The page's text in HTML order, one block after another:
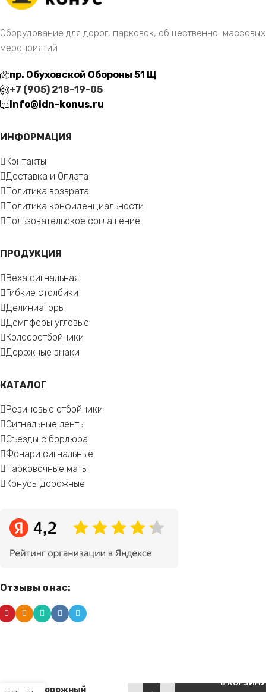
Оборудование для дорог, парковок, общественно-массовых
мероприятий
пр. Обуховской Обороны 51 Щ
+7 (905) 218-19-05
info@idn-konus.ru
ИНФОРМАЦИЯ
Контакты
Доставка и Оплата
Политика возврата
Политика конфиденциальности
Пользовательское соглашение
ПРОДУКЦИЯ
Веха сигнальная
Гибкие столбики
Делиниаторы
Демпферы угловые
Колесоотбойники
Дорожные знаки
КАТАЛОГ
Резиновые отбойники
Сигнальные ленты
Съезды с бордюра
Фонари сигнальные
Парковочные маты
Конусы дорожные
Отзывы о нас:
дорожный
В КОРЗИНУ